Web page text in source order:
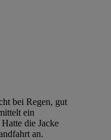
bei Regen, gut
ein
die Jacke
an.